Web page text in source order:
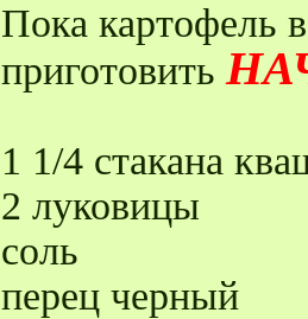
Пока картофель
приготовить
1 1/4 стакана
2 луковицы
соль
перец черный